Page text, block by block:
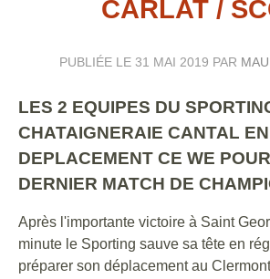
CARLAT /
PUBLIÉE LE 31 MAI 2019 PAR
LES 2 EQUIPES DU
CHATAIGNERAIE CANTAL EN
DEPLACEMENT CE WE
DERNIER MATCH DE
Après l'importante victoire à Saint
minute le Sporting sauve sa tête en
préparer son déplacement au